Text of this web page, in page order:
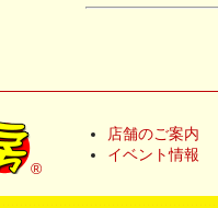
®
店舗のご案内
イベント情報